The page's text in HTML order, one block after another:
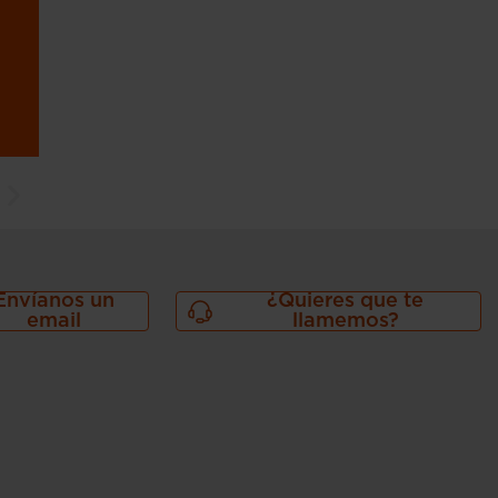
un
email
¿Quieres que te
llamemos?